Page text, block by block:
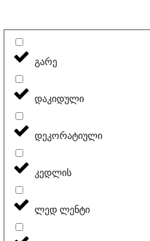
გარე
დაკიდული
დეკორატიული
კედლის
ლედ ლენტი